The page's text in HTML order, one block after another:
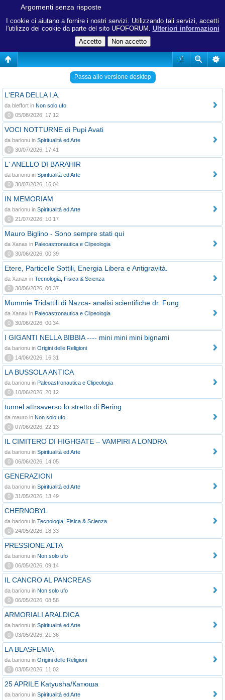
I cookie ci aiutano a fornire i nostri servizi. Utilizzando tali servizi, accetti
l'utilizzo dei cookie da parte del sito UFOFORUM. Ulteriori informazioni
#
Argomenti senza risposte
Passa allo versione desktop
L'ERA DELLA I.A.
da bleffort in Non solo ufo
0
05/08/2026, 17:12
VOCI NOTTURNE di Pupi Avati
da barionu in Spiritualità ed Arte
0
30/07/2026, 17:41
L' ANELLO DI BARAHIR
da barionu in Spiritualità ed Arte
0
30/07/2026, 16:04
IN MEMORIAM
da barionu in Spiritualità ed Arte
0
21/07/2026, 10:17
Mauro Biglino - Sono sempre stati qui
da Xanax in Paleoastronautica e Clipeologia
0
30/06/2026, 00:39
Etere, Particelle Sottili, Energia Libera e Antigravità.
da Xanax in Tecnologia, Fisica & Scienza
0
30/06/2026, 00:37
Mummie Tridattili di Nazca- analisi scientifiche dr. Fung
da Xanax in Paleoastronautica e Clipeologia
0
30/06/2026, 00:34
I GIGANTI NELLA BIBBIA ---- mini mini mini bignami
da barionu in Origini delle Religioni
0
14/06/2026, 16:31
LA BUSSOLA ANTICA
da barionu in Paleoastronautica e Clipeologia
0
10/06/2026, 20:12
tunnel attrsaverso lo stretto di Bering
da mauro in Non solo ufo
0
07/06/2026, 22:13
IL CIMITERO DI HIGHGATE – VAMPIRI A LONDRA
da barionu in Spiritualità ed Arte
0
06/06/2026, 14:05
GENERAZIONI
da barionu in Spiritualità ed Arte
0
31/05/2026, 13:49
CHERNOBYL
da barionu in Tecnologia, Fisica & Scienza
0
24/05/2026, 18:33
PRESSIONE ALTA
da barionu in Non solo ufo
0
06/05/2026, 09:14
IL CANCRO AL PANCREAS
da barionu in Non solo ufo
0
06/05/2026, 08:58
ARMORIALI ARALDICA
da barionu in Spiritualità ed Arte
0
03/05/2026, 21:36
LA BLASFEMIA
da barionu in Origini delle Religioni
0
03/05/2026, 11:02
25 APRILE Katyusha/Катюша
da barionu in Spiritualità ed Arte